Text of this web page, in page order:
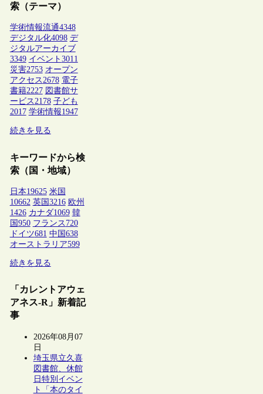
索（テーマ）
学術情報流通4348
デジタル化4098 デ
ジタルアーカイブ
3349 イベント 3011
災害2753 オープン
アクセス2678 電子
書籍2227 図書館サ
ービス2178 子ども
2017 学術情報1947
続きを見る
キーワードから検
索（国・地域）
日本19625 米国
10662 英国 3216 欧州
1426 カナダ1069 韓
国 950 フランス 720
ドイツ681 中国 638
オーストラリア599
続きを見る
「カレントアウェ
アネス-R」新着記
事
2026年08月07
日
埼玉県立久喜
図書館、休館
日特別イベン
ト「本のタイ